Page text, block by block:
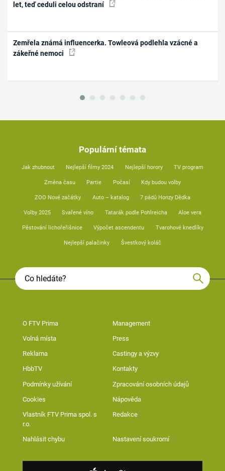
let, teď ceduli celou odstraní
Zemřela známá influencerka. Towleová podlehla vzácné a
zákeřné nemoci
Populární témata
Jak zhubnout Nejlepší filmy 2024 Nejlepší horory TV program
Změna času Partie Počasí Kdy budou volby
ZOO Nové začátky Auto – katalog 7 pádů Honzy Dědka
Volby 2025 Svařené víno Tatarák podle Pohlreicha Aloe vera
Pěstování lichořeřišnice Výpočet ascendentu Tvarohové knedlíky
Nejlepší palačinky Švestkový koláč
O FTV Prima Management
Volná místa Press
Reklama Castingy a výzvy
HbbTV Kontakty
Podmínky užívání Zpracování osobních údajů
Cookies Nápověda
Vlastník FTV Prima spol. s
r.o.
Redakce
Nahlásit chybu Nastavení soukromí